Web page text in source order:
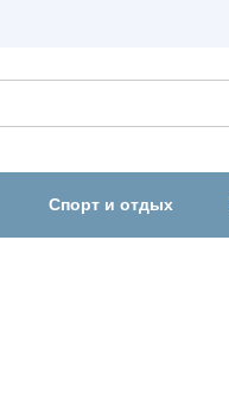
Спорт и отдых